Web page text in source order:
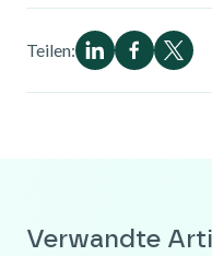
Teilen:
Verwandte